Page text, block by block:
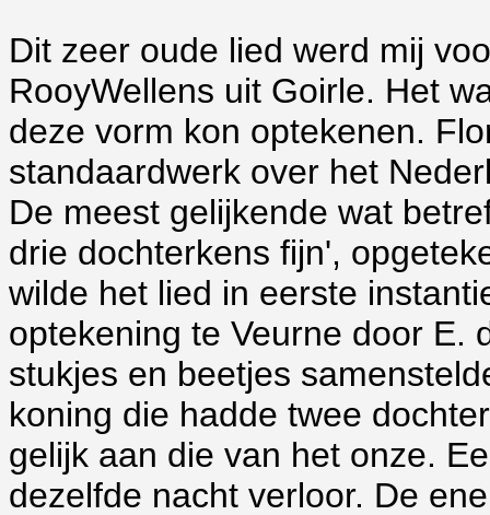
Dit zeer oude lied werd mij
RooyWellens uit Goirle. Het
deze vorm kon optekenen.
standaardwerk over het
De meest gelijkende wat
drie dochterkens fijn',
wilde het lied in eerste
optekening te Veurne door E.
stukjes en beetjes
koning die hadde twee
gelijk aan die van het onze.
dezelfde nacht verloor. De